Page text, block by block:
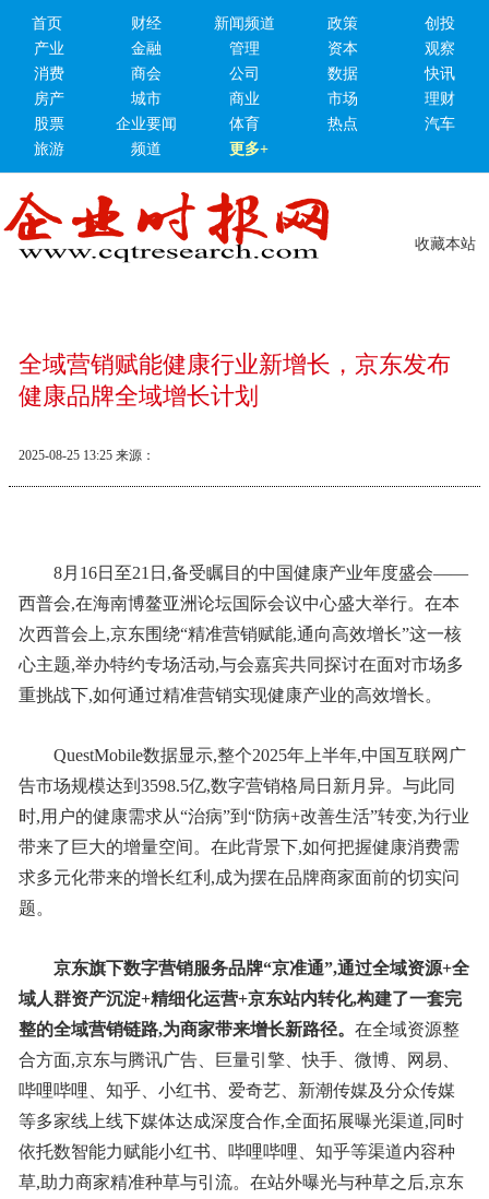
首页 财经 新闻频道 政策
创投
产业
金融 管理 资本
观察
消费
商会 公司 数据
快讯
房产
城市 商业 市场
理财
股票
企业要闻 体育 热点
汽车
旅游
频道 更多+
收藏本站
全域营销赋能健康行业新增长，京东发布
健康品牌全域增长计划
2025-08-25 13:25 来源：
8月16日至21日,备受瞩目的中国健康产业年度盛会——
西普会,在海南博鳌亚洲论坛国际会议中心盛大举行。在本
次西普会上,京东围绕“精准营销赋能,通向高效增长”这一核
心主题,举办特约专场活动,与会嘉宾共同探讨在面对市场多
重挑战下,如何通过精准营销实现健康产业的高效增长。
QuestMobile数据显示,整个2025年上半年,中国互联网广
告市场规模达到3598.5亿,数字营销格局日新月异。与此同
时,用户的健康需求从“治病”到“防病+改善生活”转变,为行业
带来了巨大的增量空间。在此背景下,如何把握健康消费需
求多元化带来的增长红利,成为摆在品牌商家面前的切实问
题。
京东旗下数字营销服务品牌“京准通”,通过全域资源+全
域人群资产沉淀+精细化运营+京东站内转化,构建了一套完
整的全域营销链路,为商家带来增长新路径。 在全域资源整
合方面,京东与腾讯广告、巨量引擎、快手、微博、网易、
哔哩哔哩、知乎、小红书、爱奇艺、新潮传媒及分众传媒
等多家线上线下媒体达成深度合作,全面拓展曝光渠道,同时
依托数智能力赋能小红书、哔哩哔哩、知乎等渠道内容种
草,助力商家精准种草与引流。在站外曝光与种草之后,京东